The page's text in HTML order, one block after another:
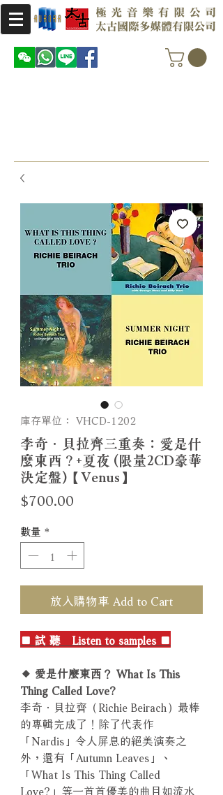
庫存單位： VHCD-1202
李奇．貝拉齊三重奏：愛是什
麼東西？+夏夜 (限量2CD豪華
決定盤)【Venus】
$700.00
數量 *
放入購物車 Add to Cart
■ 試 聽 Listen to samples ■
◆ 愛是什麼東西？ What Is This
Thing Called Love?
李奇．貝拉齊（Richie Beirach）最棒
的專輯完成了！除了代表作
「Nardis」令人屏息的絕美演奏之
外，還有「Autumn Leaves」、
「What Is This Thing Called
Love?」等一首首優美的曲目如流水